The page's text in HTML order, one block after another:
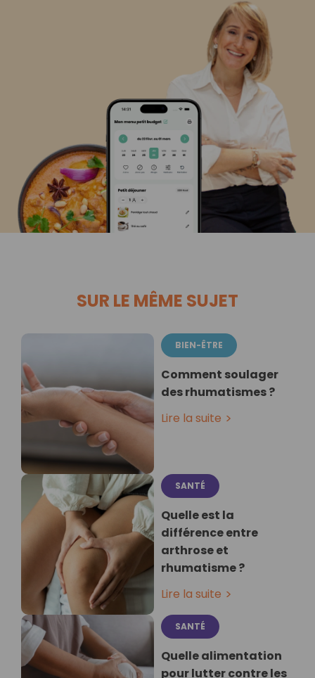
SUR LE MÊME SUJET
BIEN-ÊTRE
Comment soulager
des rhumatismes ?
Lire la suite
SANTÉ
Quelle est la
différence entre
arthrose et
rhumatisme ?
Lire la suite
SANTÉ
Quelle alimentation
pour lutter contre les